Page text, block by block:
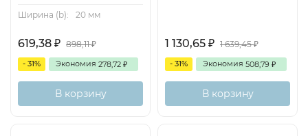
Ширина (b):
20 мм
619,38 ₽ 898,11₽
- 31% Экономия 278,72 ₽
В корзину
1 130,65 ₽ 1 639,45₽
- 31% Экономия 508,79 ₽
В корзину